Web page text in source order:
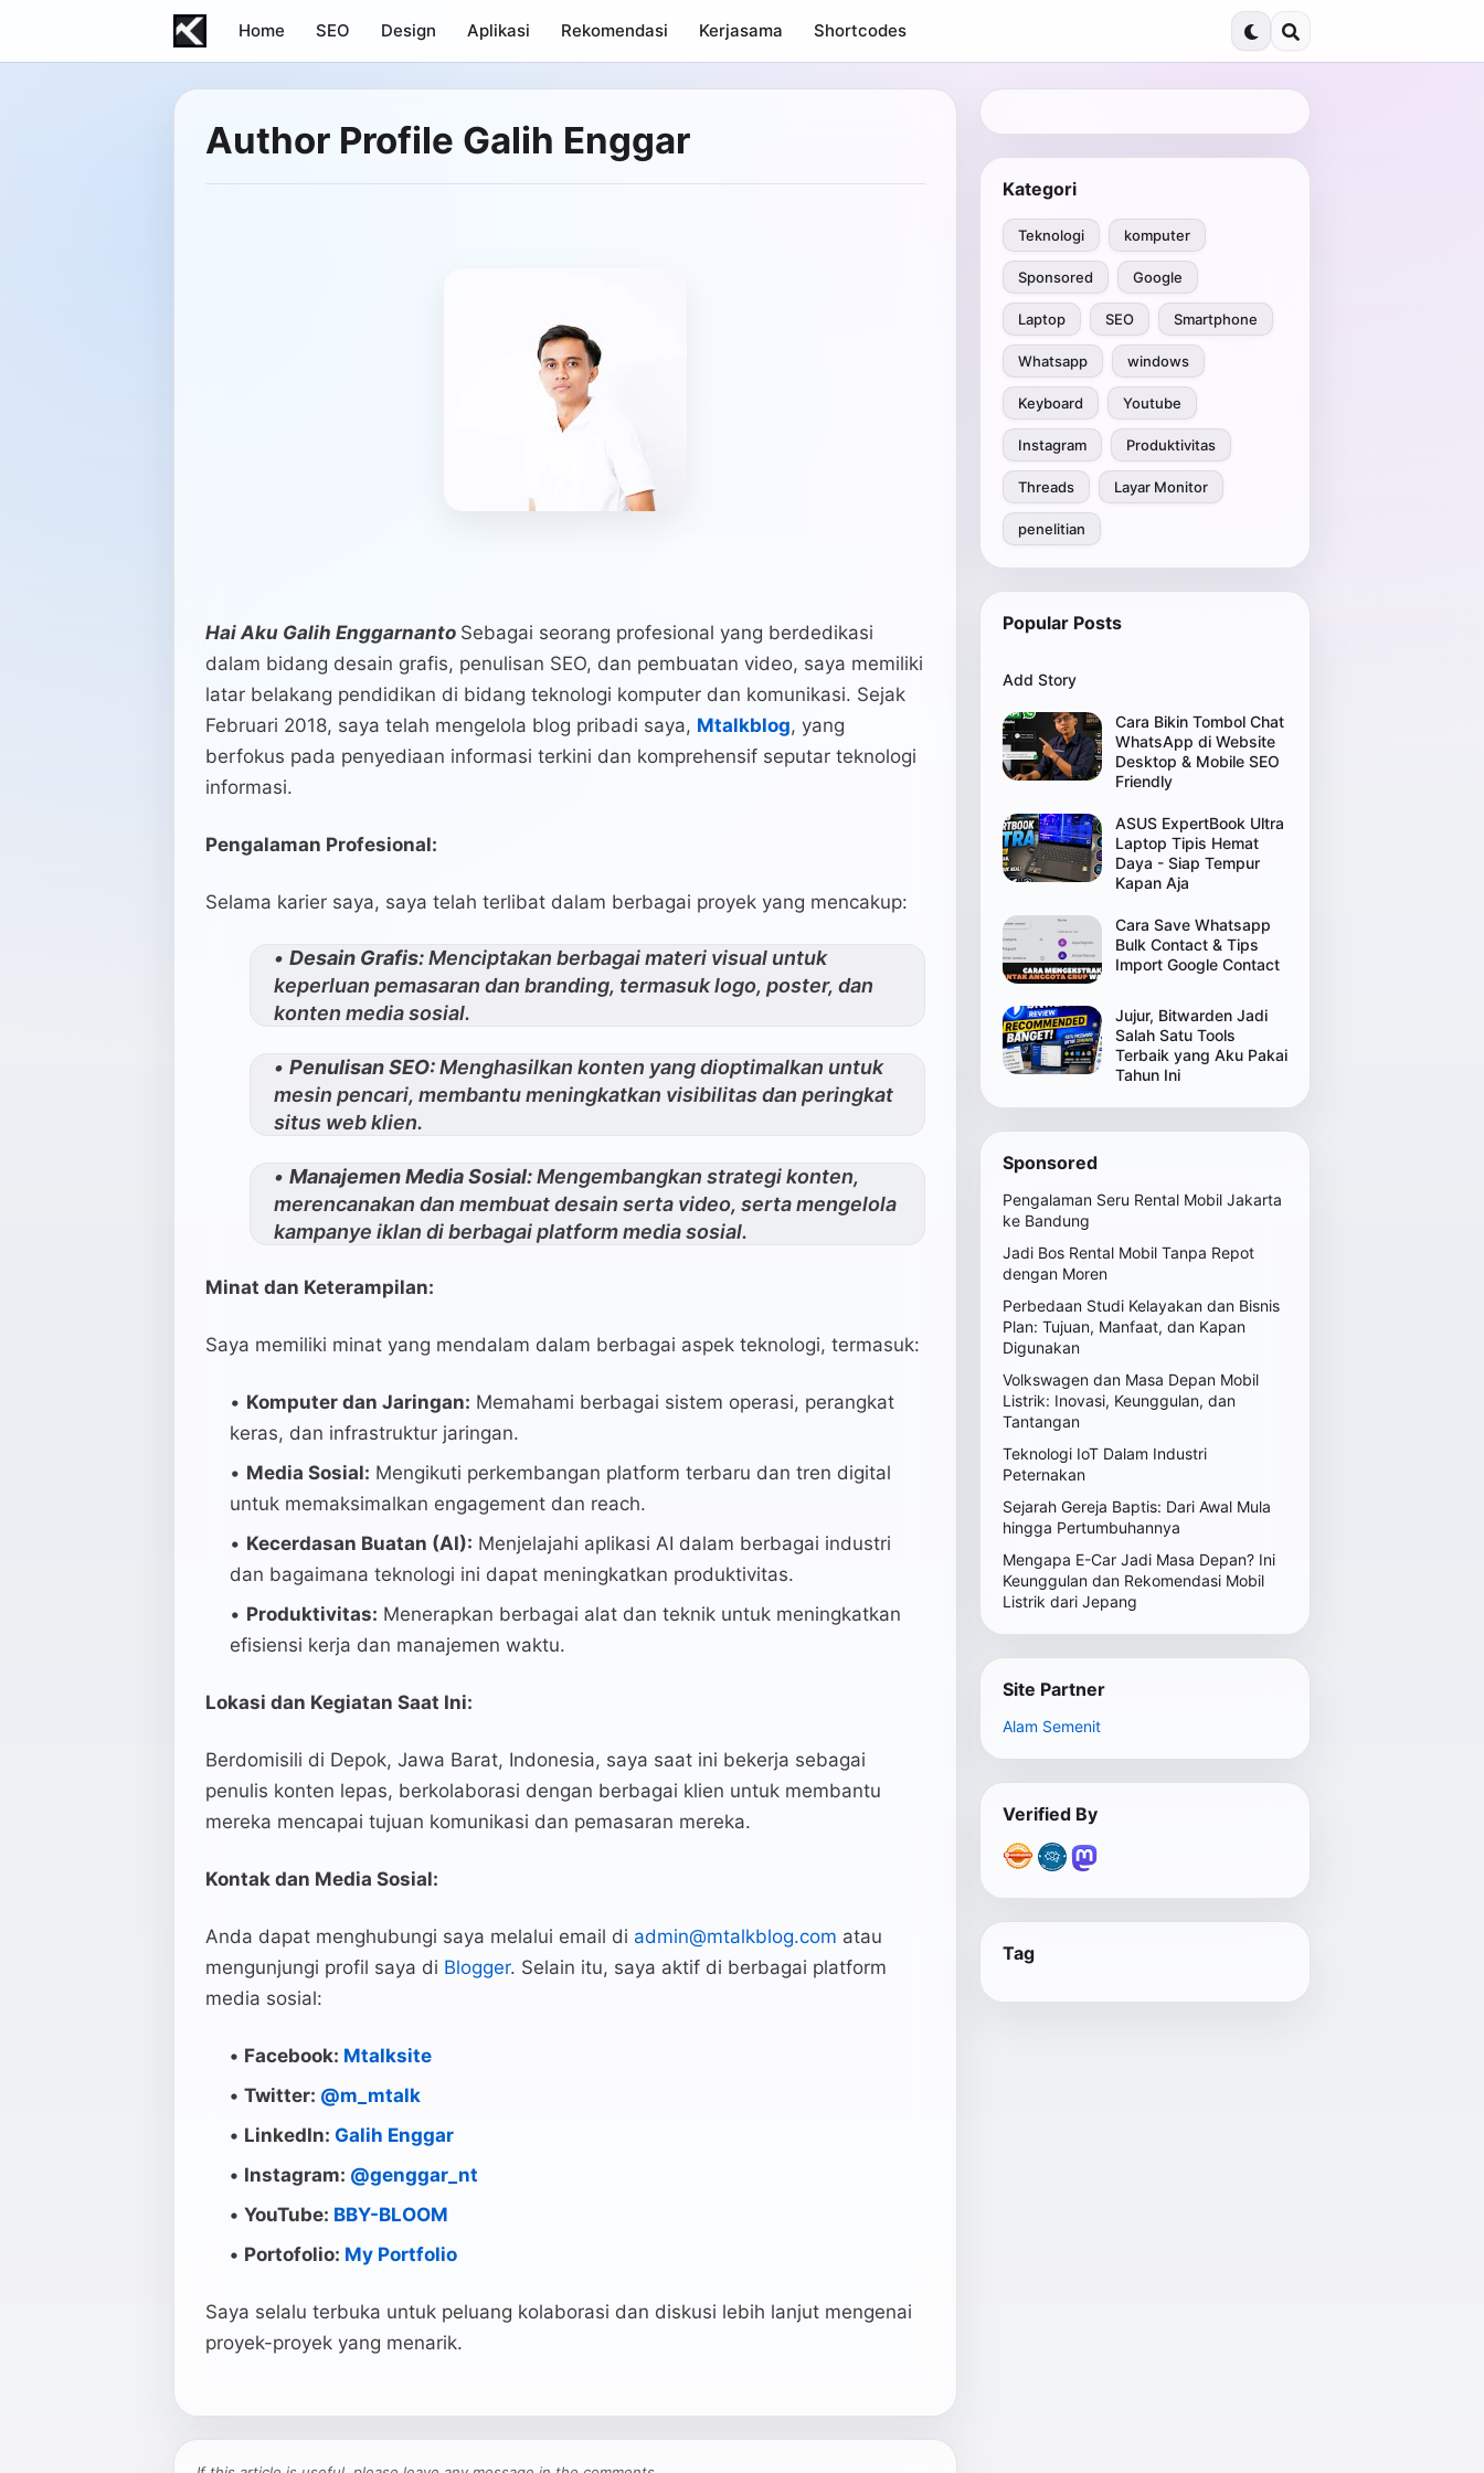
Home SEO Design Aplikasi Rekomendasi Kerjasama Shortcodes
Author Profile Galih Enggar
Hai Aku Galih Enggarnanto Sebagai seorang profesional yang berdedikasi
dalam bidang desain grafis, penulisan SEO, dan pembuatan video, saya memiliki
latar belakang pendidikan di bidang teknologi komputer dan komunikasi. Sejak
Februari 2018, saya telah mengelola blog pribadi saya, Mtalkblog, yang
berfokus pada penyediaan informasi terkini dan komprehensif seputar teknologi
informasi.
Pengalaman Profesional:
Selama karier saya, saya telah terlibat dalam berbagai proyek yang mencakup:
Desain Grafis:Menciptakan berbagai materi visual untuk
keperluan pemasaran dan branding, termasuk logo, poster, dan
konten media sosial.
Penulisan SEO:Menghasilkan konten yang dioptimalkan untuk
mesin pencari, membantu meningkatkan visibilitas dan peringkat
situs web klien.
Manajemen Media Sosial:Mengembangkan strategi konten,
merencanakan dan membuat desain serta video, serta mengelola
kampanye iklan di berbagai platform media sosial.
Minat dan Keterampilan:
Saya memiliki minat yang mendalam dalam berbagai aspek teknologi, termasuk:
Komputer dan Jaringan: Memahami berbagai sistem operasi, perangkat
keras, dan infrastruktur jaringan.
Media Sosial: Mengikuti perkembangan platform terbaru dan tren digital
untuk memaksimalkan engagement dan reach.
Kecerdasan Buatan (AI): Menjelajahi aplikasi AI dalam berbagai industri
dan bagaimana teknologi ini dapat meningkatkan produktivitas.
Produktivitas: Menerapkan berbagai alat dan teknik untuk meningkatkan
efisiensi kerja dan manajemen waktu.
Lokasi dan Kegiatan Saat Ini:
Berdomisili di Depok, Jawa Barat, Indonesia, saya saat ini bekerja sebagai
penulis konten lepas, berkolaborasi dengan berbagai klien untuk membantu
mereka mencapai tujuan komunikasi dan pemasaran mereka.
Kontak dan Media Sosial:
Anda dapat menghubungi saya melalui email di admin@mtalkblog.com atau
mengunjungi profil saya di Blogger. Selain itu, saya aktif di berbagai platform
media sosial:
Facebook: Mtalksite
Twitter: @m_mtalk
LinkedIn: Galih Enggar
Instagram: @genggar_nt
YouTube: BBY-BLOOM
Portofolio: My Portfolio
Saya selalu terbuka untuk peluang kolaborasi dan diskusi lebih lanjut mengenai
proyek-proyek yang menarik.
Kategori
Teknologi komputer
Sponsored Google
Laptop SEO Smartphone
Whatsapp windows
Keyboard Youtube
Instagram Produktivitas
Threads Layar Monitor
penelitian
Popular Posts
Add Story
Cara Bikin Tombol Chat
WhatsApp di Website
Desktop & Mobile SEO
Friendly
ASUS ExpertBook Ultra
Laptop Tipis Hemat
Daya - Siap Tempur
Kapan Aja
Cara Save Whatsapp
Bulk Contact & Tips
Import Google Contact
Jujur, Bitwarden Jadi
Salah Satu Tools
Terbaik yang Aku Pakai
Tahun Ini
Sponsored
Pengalaman Seru Rental Mobil Jakarta
ke Bandung
Jadi Bos Rental Mobil Tanpa Repot
dengan Moren
Perbedaan Studi Kelayakan dan Bisnis
Plan: Tujuan, Manfaat, dan Kapan
Digunakan
Volkswagen dan Masa Depan Mobil
Listrik: Inovasi, Keunggulan, dan
Tantangan
Teknologi IoT Dalam Industri
Peternakan
Sejarah Gereja Baptis: Dari Awal Mula
hingga Pertumbuhannya
Mengapa E-Car Jadi Masa Depan? Ini
Keunggulan dan Rekomendasi Mobil
Listrik dari Jepang
Site Partner
Alam Semenit
Verified By
Tag